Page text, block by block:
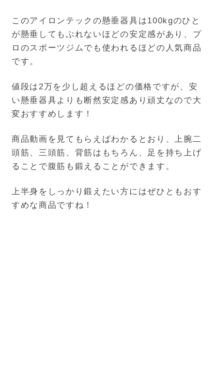
このアイロンテックの懸垂器具は100kgのひと
が懸垂してもぶれないほどの安定感があり、プ
ロのスポーツジムでも使われるほどの人気商品
です。
値段は2万を少し超えるほどの価格ですが、安
い懸垂器具よりも断然安定感あり頑丈なので大
変おすすめします！
商品動画を見てもらえばわかるとおり、上腕二
頭筋、三頭筋、背筋はもちろん、足を持ち上げ
ることで腹筋も鍛えることができます。
上半身をしっかり鍛えたい方にはぜひともおす
すめな商品ですね！